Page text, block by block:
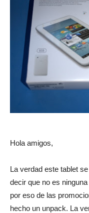
Hola amigos,
La verdad este tablet
decir que no es
por eso de las
hecho un unpack. La